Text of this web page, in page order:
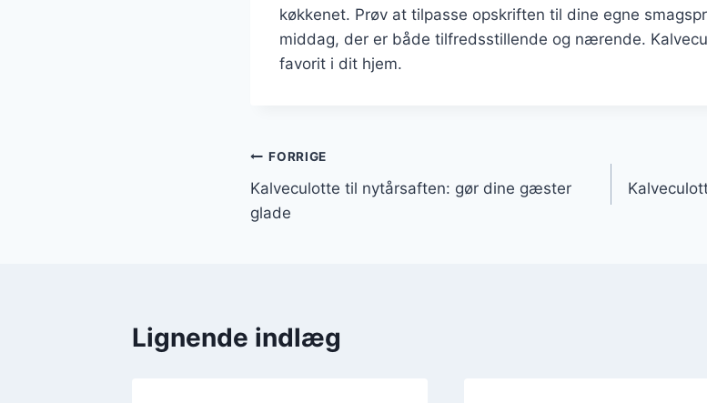
køkkenet. Prøv at tilpasse opskriften til dine egne
middag, der er både tilfredsstillende og nærende.
favorit i dit hjem.
Indlægsnavigation
FORRIGE
Kalveculotte til nytårsaften: gør dine gæster
glade
Lignende indlæg